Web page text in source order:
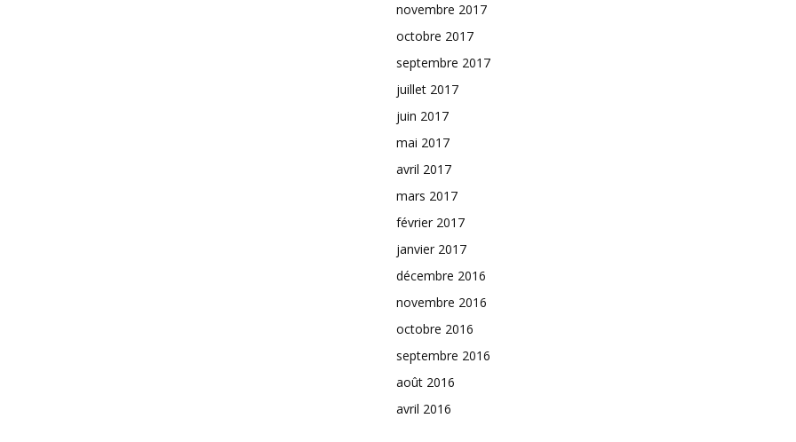
novembre 2017
octobre 2017
septembre 2017
juillet 2017
juin 2017
mai 2017
avril 2017
mars 2017
février 2017
janvier 2017
décembre 2016
novembre 2016
octobre 2016
septembre 2016
août 2016
avril 2016